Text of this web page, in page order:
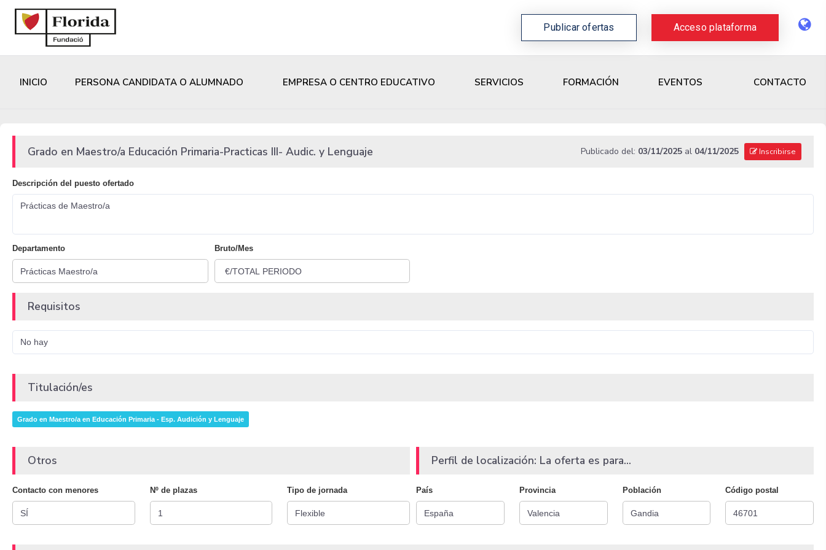
Publicar ofertas Acceso plataforma
INICIO PERSONA CANDIDATA O ALUMNADO EMPRESA O CENTRO EDUCATIVO SERVICIOS FORMACIÓN EVENTOS CONTACTO
Grado en Maestro/a Educación Primaria-Practicas III- Audic. y Lenguaje Publicado del: 03/11/2025al 04/11/2025 Inscribirse
Descripción del puesto ofertado
Prácticas de Maestro/a
Departamento Bruto/Mes
Requisitos
No hay
Titulación/es
Grado en Maestro/a en Educación Primaria - Esp. Audición y Lenguaje
Otros
Contacto con menores Nº de plazas Tipo de jornada
Perfil de localización: La oferta es para...
País Provincia Población Código postal